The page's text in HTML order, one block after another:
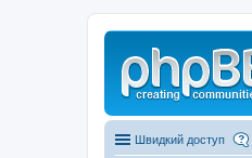
Швидкий доступ